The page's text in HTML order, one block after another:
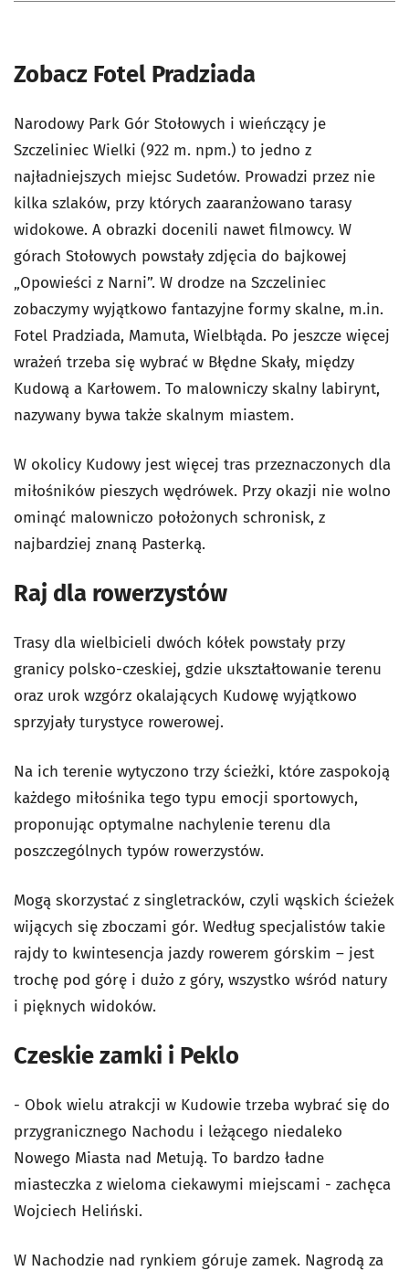
Zobacz Fotel Pradziada
Narodowy Park Gór Stołowych i wieńczący je
Szczeliniec Wielki (922 m. npm.) to jedno z
najładniejszych miejsc Sudetów. Prowadzi przez nie
kilka szlaków, przy których zaaranżowano tarasy
widokowe. A obrazki docenili nawet filmowcy. W
górach Stołowych powstały zdjęcia do bajkowej
„Opowieści z Narni”. W drodze na Szczeliniec
zobaczymy wyjątkowo fantazyjne formy skalne, m.in.
Fotel Pradziada, Mamuta, Wielbłąda. Po jeszcze więcej
wrażeń trzeba się wybrać w Błędne Skały, między
Kudową a Karłowem. To malowniczy skalny labirynt,
nazywany bywa także skalnym miastem.
W okolicy Kudowy jest więcej tras przeznaczonych dla
miłośników pieszych wędrówek. Przy okazji nie wolno
ominąć malowniczo położonych schronisk, z
najbardziej znaną Pasterką.
Raj dla rowerzystów
Trasy dla wielbicieli dwóch kółek powstały przy
granicy polsko-czeskiej, gdzie ukształtowanie terenu
oraz urok wzgórz okalających Kudowę wyjątkowo
sprzyjały turystyce rowerowej.
Na ich terenie wytyczono trzy ścieżki, które zaspokoją
każdego miłośnika tego typu emocji sportowych,
proponując optymalne nachylenie terenu dla
poszczególnych typów rowerzystów.
Mogą skorzystać z singletracków, czyli wąskich ścieżek
wijących się zboczami gór. Według specjalistów takie
rajdy to kwintesencja jazdy rowerem górskim – jest
trochę pod górę i dużo z góry, wszystko wśród natury
i pięknych widoków.
Czeskie zamki i Peklo
- Obok wielu atrakcji w Kudowie trzeba wybrać się do
przygranicznego Nachodu i leżącego niedaleko
Nowego Miasta nad Metują. To bardzo ładne
miasteczka z wieloma ciekawymi miejscami - zachęca
Wojciech Heliński.
W Nachodzie nad rynkiem góruje zamek. Nagrodą za